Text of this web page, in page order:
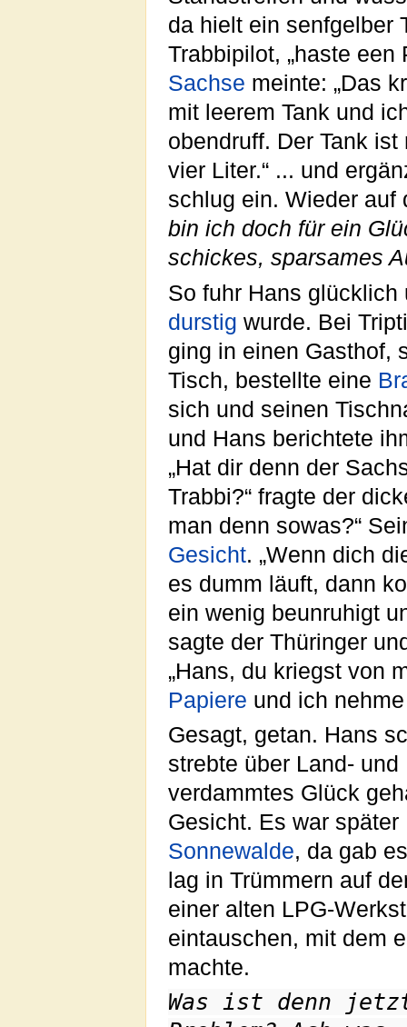
da hielt ein senfgelber
Trabbipilot, „haste
Sachse meinte: „Das
mit leerem Tank und
obendruff. Der Tank
vier Liter.“ ... und
schlug ein. Wieder
bin ich doch für ein
schickes, sparsames
So fuhr Hans
durstig wurde. Bei
ging in einen Gasthof,
Tisch, bestellte eine
sich und seinen
und Hans berichtete
„Hat dir denn der
Trabbi?“ fragte der
man denn sowas?“
Gesicht. „Wenn dich
es dumm läuft, dann
ein wenig beunruhigt
sagte der Thüringer
„Hans, du kriegst von
Papiere und ich
Gesagt, getan. Hans
strebte über Land-
verdammtes Glück
Gesicht. Es war
Sonnewalde, da gab
lag in Trümmern auf
einer alten LPG-
eintauschen, mit dem
machte.
Was ist denn